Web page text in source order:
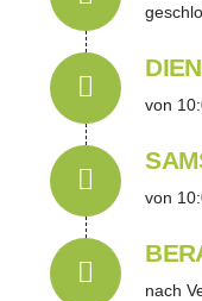
von
von
nach